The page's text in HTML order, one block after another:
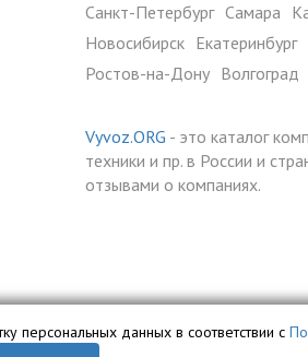
Санкт-Петербург Самара
Новосибирск Екатеринбург
Ростов-на-Дону Волгоград
Vyvoz.ORG - это каталог
техники и пр. в России и
отзывами о компаниях.
персональных данных в соответствии с